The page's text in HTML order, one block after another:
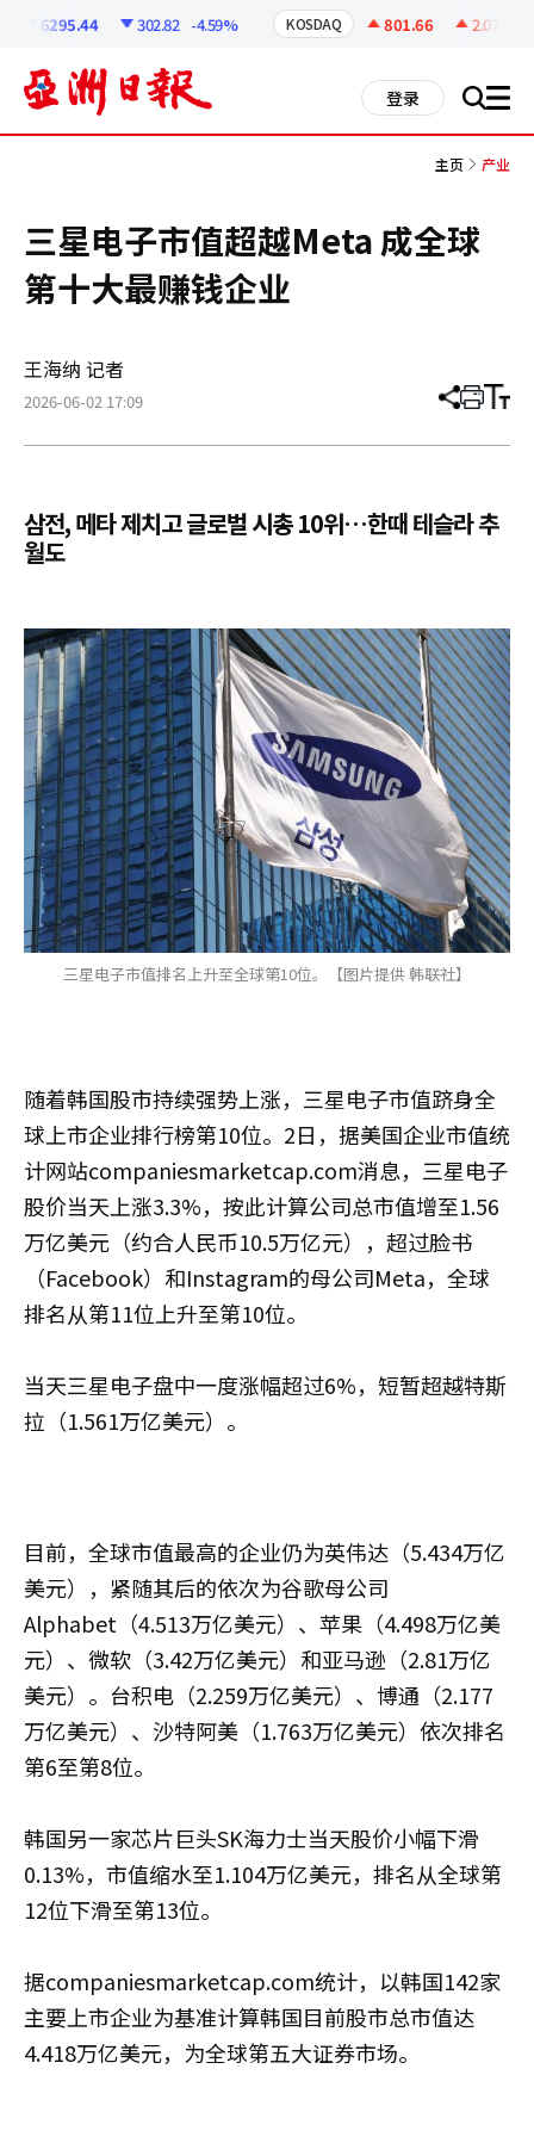
6295.44 302.82 -4.59% KOSDAQ 801.66 2.07
登录 搜 all
主页 产业
三星电子市值超越Meta 成全球
第十大最赚钱企业
王海纳 记者
2026-06-02 17:09 分
章
打 调
小
삼전, 메타 제치고 글로벌 시총 10위…한때 테슬라 추
월도
三星电子市值排名上升至全球第10位。【图片提供 韩联社】
随着韩国股市持续强势上涨，三星电子市值跻身全
球上市企业排行榜第10位。2日，据美国企业市值统
计网站companiesmarketcap.com消息，三星电子
股价当天上涨3.3%，按此计算公司总市值增至1.56
万亿美元（约合人民币10.5万亿元），超过脸书
（Facebook）和Instagram的母公司Meta，全球
排名从第11位上升至第10位。
当天三星电子盘中一度涨幅超过6%，短暂超越特斯
拉（1.561万亿美元）。
目前，全球市值最高的企业仍为英伟达（5.434万亿
美元），紧随其后的依次为谷歌母公司
Alphabet（4.513万亿美元）、苹果（4.498万亿美
元）、微软（3.42万亿美元）和亚马逊（2.81万亿
美元）。台积电（2.259万亿美元）、博通（2.177
万亿美元）、沙特阿美（1.763万亿美元）依次排名
第6至第8位。
韩国另一家芯片巨头SK海力士当天股价小幅下滑
0.13%，市值缩水至1.104万亿美元，排名从全球第
12位下滑至第13位。
据companiesmarketcap.com统计，以韩国142家
主要上市企业为基准计算韩国目前股市总市值达
4.418万亿美元，为全球第五大证券市场。